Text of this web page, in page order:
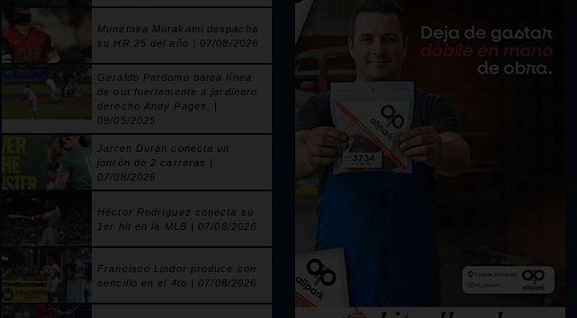
Munetaka Murakami despacha
su HR 25 del año | 07/08/2026
Geraldo Perdomo batea línea
de out fuertemente a jardinero
derecho Andy Pages. |
09/05/2025
Jarren Durán conecta un
jonrón de 2 carreras |
07/08/2026
Héctor Rodríguez conecta su
1er hit en la MLB | 07/08/2026
Francisco Lindor produce con
sencillo en el 4to | 07/08/2026